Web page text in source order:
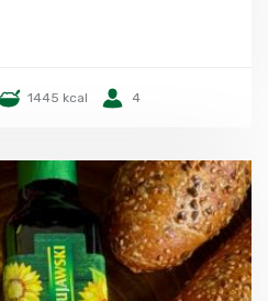
1445 kcal 4